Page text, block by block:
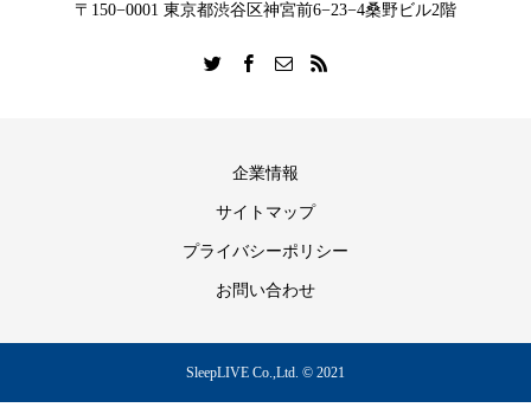
〒150−0001 東京都渋谷区神宮前6−23−4桑野ビル2階
企業情報
サイトマップ
プライバシーポリシー
お問い合わせ
SleepLIVE Co.,Ltd. © 2021